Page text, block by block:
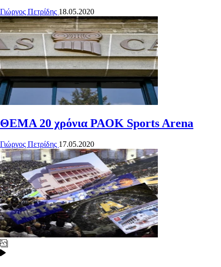
Γιώργος Πετρίδης 18.05.2020
ΘΕΜΑ 20 χρόνια PAOK Sports Arena
Γιώργος Πετρίδης 17.05.2020